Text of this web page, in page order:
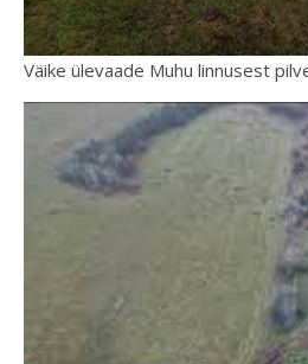
Väike ülevaade Muhu linnusest